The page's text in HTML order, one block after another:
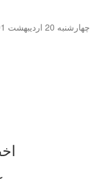
چهار‌شنبه 20 اردیبهشت 1391 - 15:21